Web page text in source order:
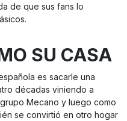
de que sus fans lo
SU CASA
es sacarle una
décadas viniendo a
Mecano y luego como
se convirtió en otro hogar